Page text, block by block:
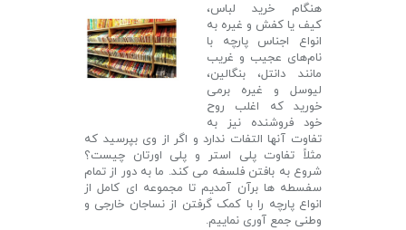
هنگام خرید لباس،
کیف یا کفش و غیره به
انواع اجناس پارچه با
نام‌های عجیب و غریب
مانند دانتل، بنگالین،
لیوسل و غیره برمی
خورید که اغلب روح
خود فروشنده نیز به
تفاوت آنها التفات ندارد و اگر از وی بپرسید که
مثلاً تفاوت پلی استر و پلی اورتان چیست؟
شروع به بافتن فلسفه‌ می کند. ما به دور از تمام
سفسطه ها برآن آمدیم تا مجموعه ای کامل از
انواع پارچه را با کمک گرفتن از نساجان خارجی و
وطنی جمع آوری نماییم.